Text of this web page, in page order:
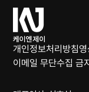
케
이
엔
제
이
개인정보처리방침
이메일 무단수집 금